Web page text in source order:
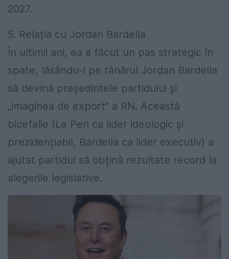
2027.
5. Relația cu Jordan Bardella
În ultimii ani, ea a făcut un pas strategic în
spate, lăsându-l pe tânărul Jordan Bardella
să devină președintele partidului și
„imaginea de export” a RN. Această
bicefalie (Le Pen ca lider ideologic și
prezidențiabil, Bardella ca lider executiv) a
ajutat partidul să obțină rezultate record la
alegerile legislative.